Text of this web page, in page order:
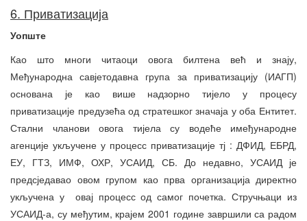
6. Приватизација
Уопште
Као што многи читаоци овога билтена већ и знају,
Међународна савјетодавна група за приватизацију (ИАГП)
основана је као више надзорно тијело у процесу
приватизације предузећа од стратешког значаја у оба Ентитет.
Стални чланови овога тијела су водеће имеђународне
агенције укључене у процесс приватизације тј : ДФИД, ЕБРД,
ЕУ, ГТЗ, ИМФ, ОХР, УСАИД, СБ. До недавно, УСАИД је
предсједавао овом групом као прва организација директно
укључена у овај процесс од самог почетка. Стручњаци из
УСАИД-а, су међутим, крајем 2001 године завршили са радом